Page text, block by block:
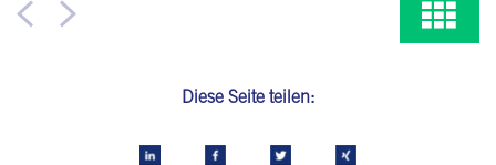
Diese Seite teilen: